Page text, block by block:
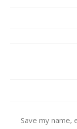
Save my name,